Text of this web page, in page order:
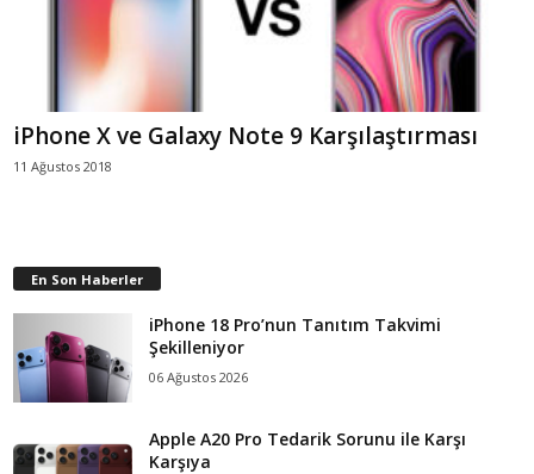
iPhone X ve Galaxy Note 9 Karşılaştırması
11 Ağustos 2018
En Son Haberler
iPhone 18 Pro’nun Tanıtım Takvimi
Şekilleniyor
06 Ağustos 2026
Apple A20 Pro Tedarik Sorunu ile Karşı
Karşıya